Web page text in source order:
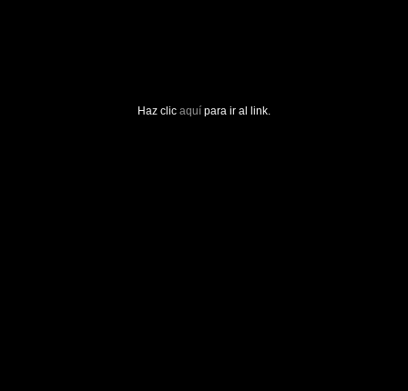
Haz clic aquí para ir al link.